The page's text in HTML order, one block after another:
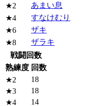
★2
あまい息
★4
すなけむり
★6
ザキ
★8
ザラキ
戦闘回数
熟練度 回数
★2
18
★3
18
★4
14